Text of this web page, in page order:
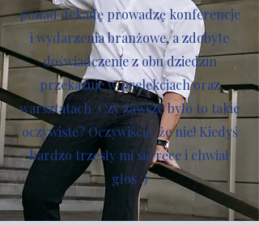
ponad dekadę prowadzę konferencje
i wydarzenia branżowe, a zdobyte
doświadczenie z obu dziedzin
przekazuje w prelekcjach oraz
warsztatach. Czy zawsze było to takie
oczywiste? Oczywiście, że nie! Kiedyś
bardzo trzęsły mi się ręce i chwiał
głos :)